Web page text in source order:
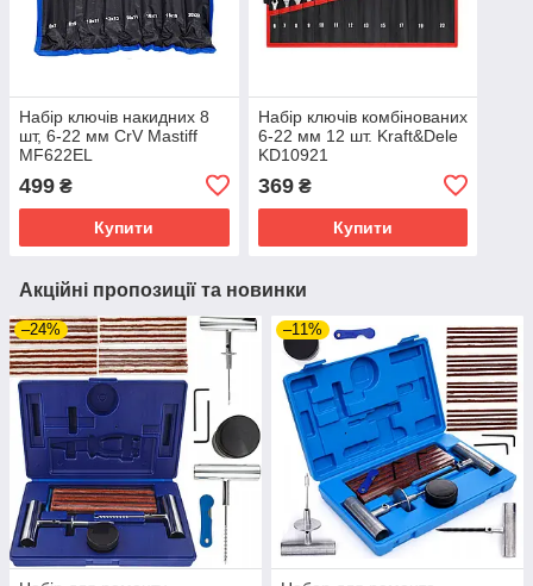
Набір ключів накидних 8
шт, 6-22 мм CrV Mastiff
MF622EL
499 ₴
Купити
Набір ключів комбінованих
6-22 мм 12 шт. Kraft&Dele
KD10921
369₴
Купити
Акційні пропозиції та новинки
–24% –11%